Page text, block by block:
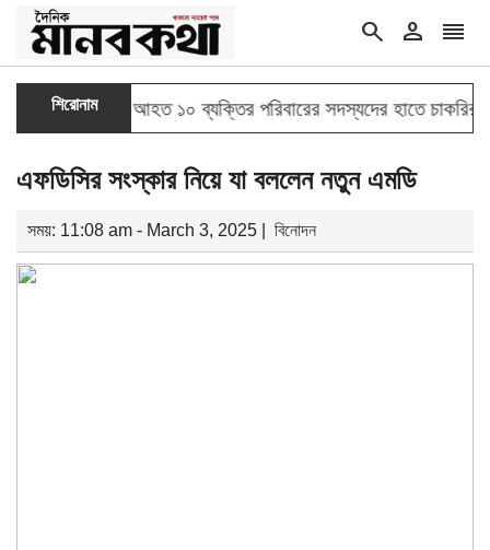
search person reorder
শিরোনাম
শহীদ ও আহত ১০ ব্যক্তির পরিবারের সদস্যদের হাতে চাকরির
এফডিসির সংস্কার নিয়ে যা বললেন নতুন এমডি
সময়: 11:08 am - March 3, 2025 | বিনোদন